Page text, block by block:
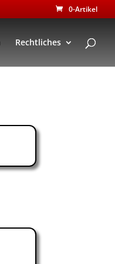
0-Artikel
Rechtliches